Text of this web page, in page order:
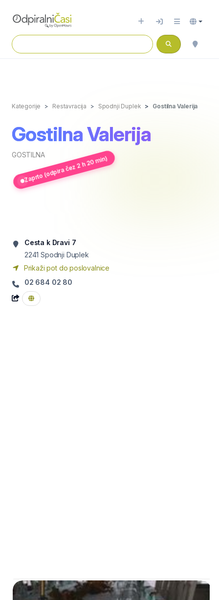
Kategorije Restavracija Spodnji Duplek Gostilna Valerija
Gostilna Valerija
GOSTILNA
Zaprto (odpira čez 2 h 20 min)
Cesta k Dravi 7
2241 Spodnji Duplek
Prikaži pot do poslovalnice
02 684 02 80